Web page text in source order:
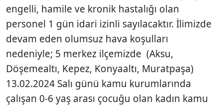
engelli, hamile ve kronik hastalığı olan
personel 1 gün idari izinli sayılacaktır. İlimizde
devam eden olumsuz hava koşulları
nedeniyle; 5 merkez ilçemizde (Aksu,
Döşemealtı, Kepez, Konyaaltı, Muratpaşa)
13.02.2024 Salı günü kamu kurumlarında
çalışan 0-6 yaş arası çocuğu olan kadın kamu